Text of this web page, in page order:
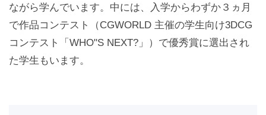
ながら学んでいます。中には、入学からわずか３ヵ月
で作品コンテスト（CGWORLD 主催の学生向け3DCG
コンテスト「WHO"S NEXT?」）で優秀賞に選出され
た学生もいます。